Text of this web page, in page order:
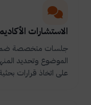
الاستشارات
جلسات متخصصة ضمن
الموضوع وتحديد
على اتخاذ قرارات